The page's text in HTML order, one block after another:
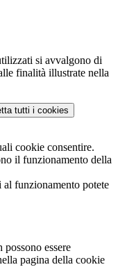
si avvalgono di
finalità illustrate nella
tutti i cookies
cookie consentire.
il funzionamento della
al funzionamento potete
essere
pagina della cookie